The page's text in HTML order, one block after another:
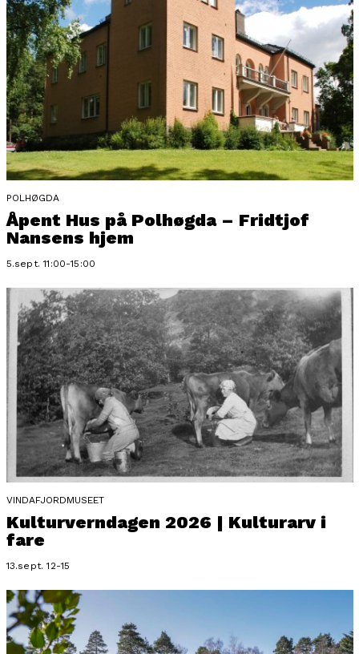
POLHØGDA
Åpent Hus på Polhøgda – Fridtjof
Nansens hjem
5.sept. 11:00-15:00
VINDAFJORDMUSEET
Kulturverndagen 2026 | Kulturarv i
fare
13.sept. 12-15